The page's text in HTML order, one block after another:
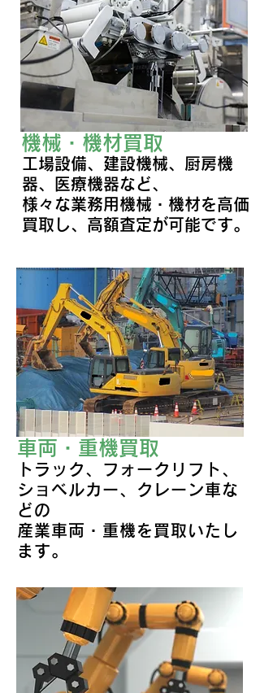
​機械・機材買取
工場設備、建設機械、厨房機
器、医療機器など、
様々な業務用機械・機材を高価
買取し、高額査定が可能です。
車両・重機買取
トラック、フォークリフト、
ショベルカー、クレーン車な
どの
産業車両・重機を買取いたし
ます。